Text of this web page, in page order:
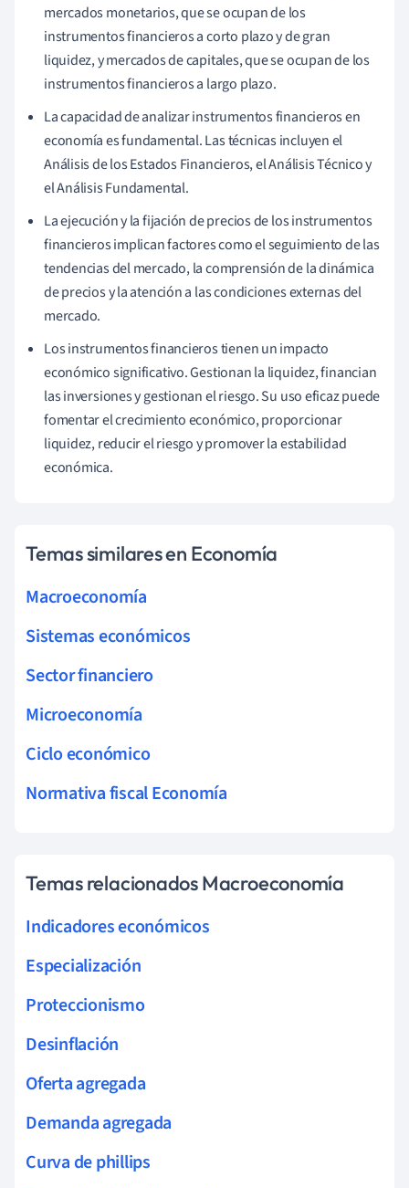
mercados monetarios, que se ocupan de los
instrumentos financieros a corto plazo y de gran
liquidez, y mercados de capitales, que se ocupan de los
instrumentos financieros a largo plazo.
La capacidad de analizar instrumentos financieros en
economía es fundamental. Las técnicas incluyen el
Análisis de los Estados Financieros, el Análisis Técnico y
el Análisis Fundamental.
La ejecución y la fijación de precios de los instrumentos
financieros implican factores como el seguimiento de las
tendencias del mercado, la comprensión de la dinámica
de precios y la atención a las condiciones externas del
mercado.
Los instrumentos financieros tienen un impacto
económico significativo. Gestionan la liquidez, financian
las inversiones y gestionan el riesgo. Su uso eficaz puede
fomentar el crecimiento económico, proporcionar
liquidez, reducir el riesgo y promover la estabilidad
económica.
Temas similares en Economía
Macroeconomía
Sistemas económicos
Sector financiero
Microeconomía
Ciclo económico
Normativa fiscal Economía
Temas relacionados Macroeconomía
Indicadores económicos
Especialización
Proteccionismo
Desinflación
Oferta agregada
Demanda agregada
Curva de phillips